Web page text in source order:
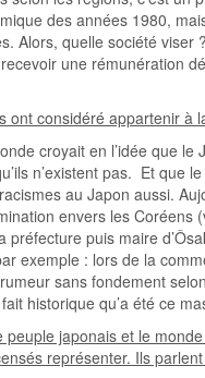
des années 1980,
Alors, quelle société
une rémunération
ont considéré appartenir à
croyait en l’idée que
n’existent pas. Et
au Japon aussi.
envers les Coréens
puis maire
exemple : lors de la
sans fondement
historique qu’a été ce
japonais et le
représenter. Ils